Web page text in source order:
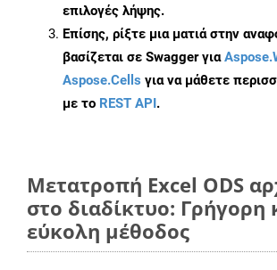
επιλογές λήψης.
Επίσης, ρίξτε μια ματιά στην
βασίζεται σε Swagger για
Aspose.Cells για να μάθετε
με το REST API.
Μετατροπή Excel ODS
στο διαδίκτυο: Γρήγορη
εύκολη μέθοδος